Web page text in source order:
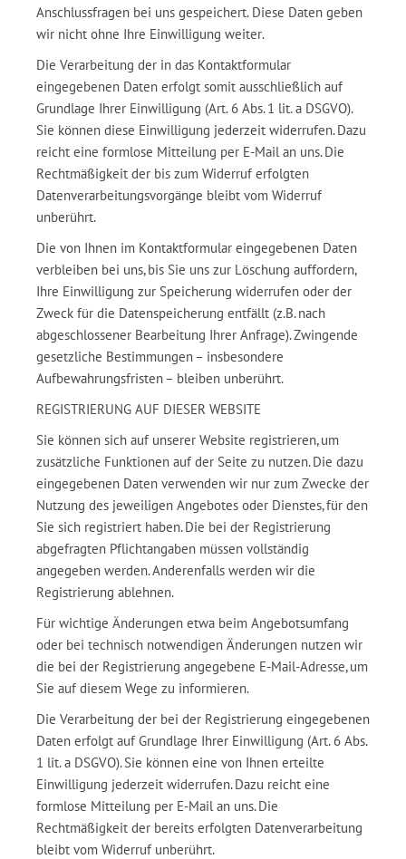
Anschlussfragen bei uns gespeichert. Diese Daten geben
wir nicht ohne Ihre Einwilligung weiter.
Die Verarbeitung der in das Kontaktformular
eingegebenen Daten erfolgt somit ausschließlich auf
Grundlage Ihrer Einwilligung (Art. 6 Abs. 1 lit. a DSGVO).
Sie können diese Einwilligung jederzeit widerrufen. Dazu
reicht eine formlose Mitteilung per E-Mail an uns. Die
Rechtmäßigkeit der bis zum Widerruf erfolgten
Datenverarbeitungsvorgänge bleibt vom Widerruf
unberührt.
Die von Ihnen im Kontaktformular eingegebenen Daten
verbleiben bei uns, bis Sie uns zur Löschung auffordern,
Ihre Einwilligung zur Speicherung widerrufen oder der
Zweck für die Datenspeicherung entfällt (z.B. nach
abgeschlossener Bearbeitung Ihrer Anfrage). Zwingende
gesetzliche Bestimmungen – insbesondere
Aufbewahrungsfristen – bleiben unberührt.
REGISTRIERUNG AUF DIESER WEBSITE
Sie können sich auf unserer Website registrieren, um
zusätzliche Funktionen auf der Seite zu nutzen. Die dazu
eingegebenen Daten verwenden wir nur zum Zwecke der
Nutzung des jeweiligen Angebotes oder Dienstes, für den
Sie sich registriert haben. Die bei der Registrierung
abgefragten Pflichtangaben müssen vollständig
angegeben werden. Anderenfalls werden wir die
Registrierung ablehnen.
Für wichtige Änderungen etwa beim Angebotsumfang
oder bei technisch notwendigen Änderungen nutzen wir
die bei der Registrierung angegebene E-Mail-Adresse, um
Sie auf diesem Wege zu informieren.
Die Verarbeitung der bei der Registrierung eingegebenen
Daten erfolgt auf Grundlage Ihrer Einwilligung (Art. 6 Abs.
1 lit. a DSGVO). Sie können eine von Ihnen erteilte
Einwilligung jederzeit widerrufen. Dazu reicht eine
formlose Mitteilung per E-Mail an uns. Die
Rechtmäßigkeit der bereits erfolgten Datenverarbeitung
bleibt vom Widerruf unberührt.